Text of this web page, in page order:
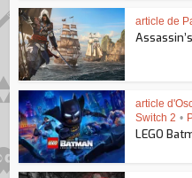
article de
article
Switch 2 •
LEGO